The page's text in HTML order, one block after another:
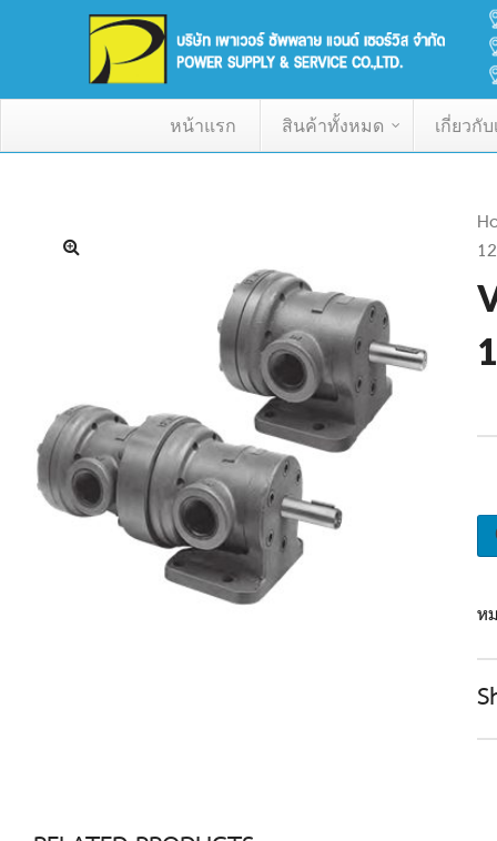
หน้าแรก สินค้าทั้งหมด เกี่ยวกับ
ห